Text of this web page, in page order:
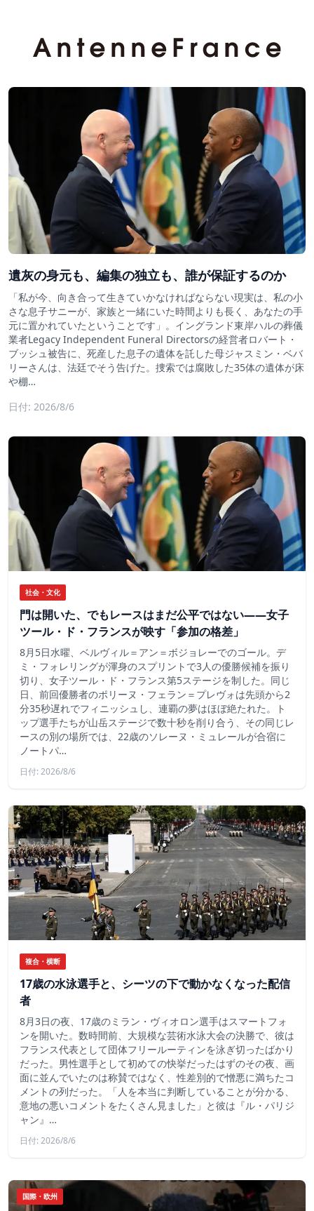
遺灰の身元も、編集の独立も、誰が保証するのか
「私が今、向き合って生きていかなければならない現実は、私の小
さな息子サニーが、家族と一緒にいた時間よりも長く、あなたの手
元に置かれていたということです」。イングランド東岸ハルの葬儀
業者Legacy Independent Funeral Directorsの経営者ロバート・
ブッシュ被告に、死産した息子の遺体を託した母ジャスミン・ベバ
リーさんは、法廷でそう告げた。捜索では腐敗した35体の遺体が床
や棚…
日付: 2026/8/6
社会・文化
門は開いた、でもレースはまだ公平ではない――女子
ツール・ド・フランスが映す「参加の格差」
8月5日水曜、ベルヴィル＝アン＝ボジョレーでのゴール。デ
ミ・フォレリングが渾身のスプリントで3人の優勝候補を振り
切り、女子ツール・ド・フランス第5ステージを制した。同じ
日、前回優勝者のポリーヌ・フェラン＝プレヴォは先頭から2
分35秒遅れでフィニッシュし、連覇の夢はほぼ絶たれた。ト
ップ選手たちが山岳ステージで数十秒を削り合う、その同じレ
ースの別の場所では、22歳のソレーヌ・ミュレールが合宿に
ノートパ…
日付: 2026/8/6
複合・横断
17歳の水泳選手と、シーツの下で動かなくなった配信
者
8月3日の夜、17歳のミラン・ヴィオロン選手はスマートフォ
ンを開いた。数時間前、大規模な芸術水泳大会の決勝で、彼は
フランス代表として団体フリールーティンを泳ぎ切ったばかり
だった。男性選手として初めての快挙だったはずのその夜、画
面に並んでいたのは称賛ではなく、性差別的で憎悪に満ちたコ
メントの列だった。「人を本当に判断していることが分かる、
意地の悪いコメントをたくさん見ました」と彼は『ル・パリジ
ャン』…
日付: 2026/8/6
国際・欧州